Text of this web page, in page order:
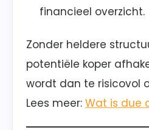
financieel overzicht.
Zonder heldere
potentiële koper
wordt dan te risicovol
Lees meer: Wat is due